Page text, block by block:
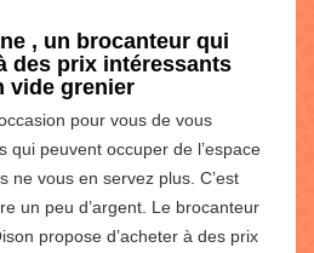
, un brocanteur qui
des prix intéressants
vide grenier
pour vous de vous
qui peuvent occuper de l’espace
ne vous en servez plus. C’est
un peu d’argent. Le brocanteur
propose d’acheter à des prix